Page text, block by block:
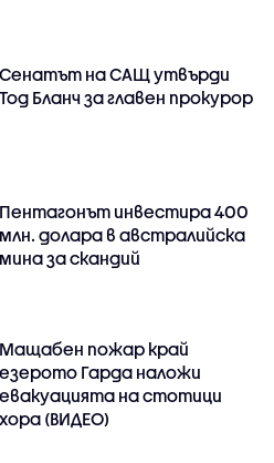
Сенатът на САЩ утвърди
Тод Бланч за главен прокурор
Пентагонът инвестира 400
млн. долара в австралийска
мина за скандий
Мащабен пожар край
езерото Гарда наложи
евакуацията на стотици
хора (ВИДЕО)